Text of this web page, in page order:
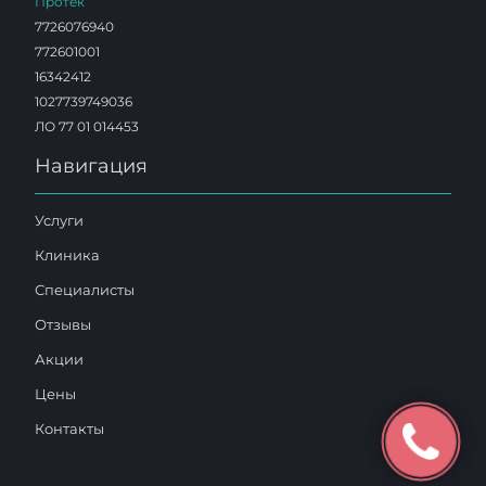
7726076940
772601001
16342412
1027739749036
ЛО 77 01 014453
Навигация
Услуги
Клиника
Специалисты
Отзывы
Акции
Цены
Контакты